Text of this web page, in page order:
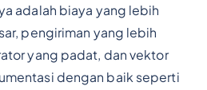
adalah biaya yang lebih
pengiriman yang lebih
yang padat, dan vektor
dengan baik seperti